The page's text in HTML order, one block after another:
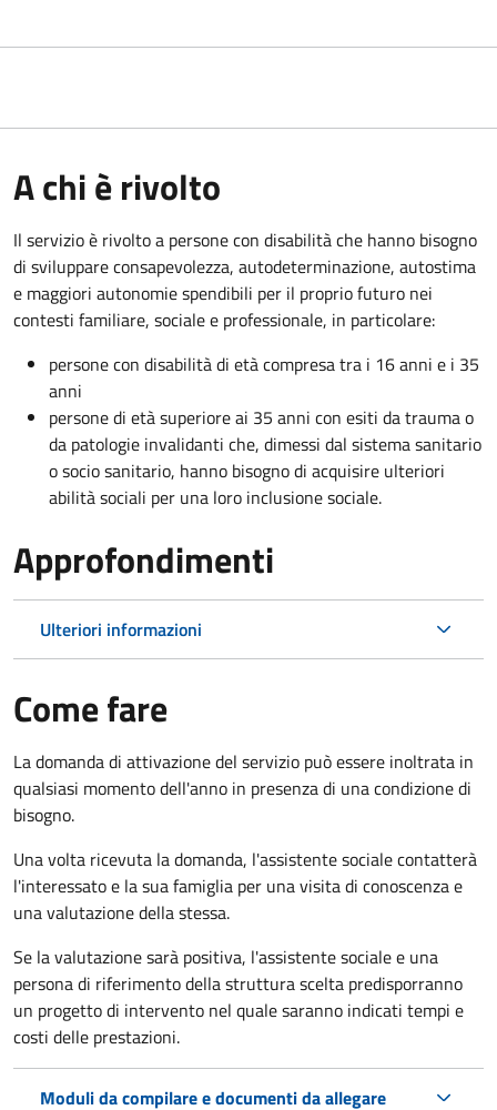
A chi è rivolto
Il servizio è rivolto a persone con disabilità che hanno bisogno
di sviluppare consapevolezza, autodeterminazione, autostima
e maggiori autonomie spendibili per il proprio futuro nei
contesti familiare, sociale e professionale, in particolare:
persone con disabilità di età compresa tra i 16 anni e i 35
anni
persone di età superiore ai 35 anni con esiti da trauma o
da patologie invalidanti che, dimessi dal sistema sanitario
o socio sanitario, hanno bisogno di acquisire ulteriori
abilità sociali per una loro inclusione sociale.
Approfondimenti
Ulteriori informazioni
Come fare
La domanda di attivazione del servizio può essere inoltrata in
qualsiasi momento dell'anno in presenza di una condizione di
bisogno.
Una volta ricevuta la domanda, l'assistente sociale contatterà
l'interessato e la sua famiglia per una visita di conoscenza e
una valutazione della stessa.
Se la valutazione sarà positiva, l'assistente sociale e una
persona di riferimento della struttura scelta predisporranno
un progetto di intervento nel quale saranno indicati tempi e
costi delle prestazioni.
Moduli da compilare e documenti da allegare